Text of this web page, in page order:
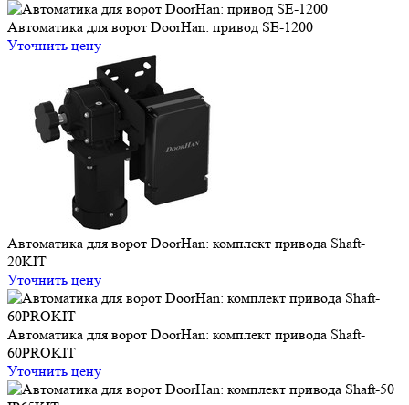
Автоматика для ворот DoorHan: привод SE-1200
Уточнить цену
Автоматика для ворот DoorHan: комплект привода Shaft-
20KIT
Уточнить цену
Автоматика для ворот DoorHan: комплект привода Shaft-
60PROKIT
Уточнить цену